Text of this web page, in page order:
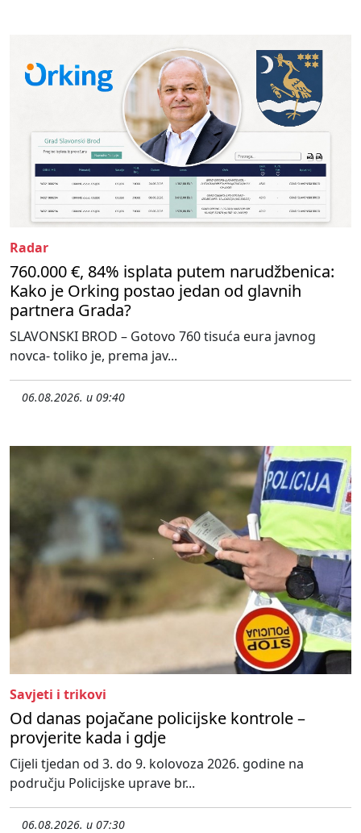
Radar
760.000 €, 84% isplata putem narudžbenica:
Kako je Orking postao jedan od glavnih
partnera Grada?
SLAVONSKI BROD – Gotovo 760 tisuća eura javnog
novca- toliko je, prema jav...
06.08.2026. u 09:40
Savjeti i trikovi
Od danas pojačane policijske kontrole –
provjerite kada i gdje
Cijeli tjedan od 3. do 9. kolovoza 2026. godine na
području Policijske uprave br...
06.08.2026. u 07:30